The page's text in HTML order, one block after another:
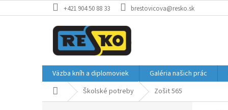
na
+421 904 50 88 33 brestovicova@resko.sk
Väzba kníh a diplomoviek Galéria našich prác
DomovŠkolské potreby Zošit 565